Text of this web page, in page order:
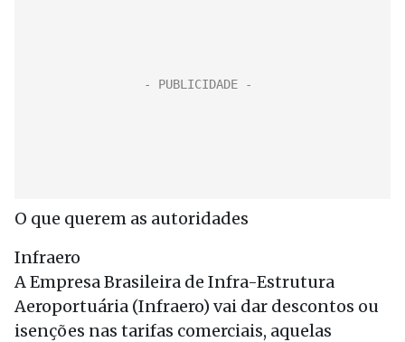
O que querem as autoridades
Infraero
A Empresa Brasileira de Infra-Estrutura
Aeroportuária (Infraero) vai dar descontos ou
isenções nas tarifas comerciais, aquelas